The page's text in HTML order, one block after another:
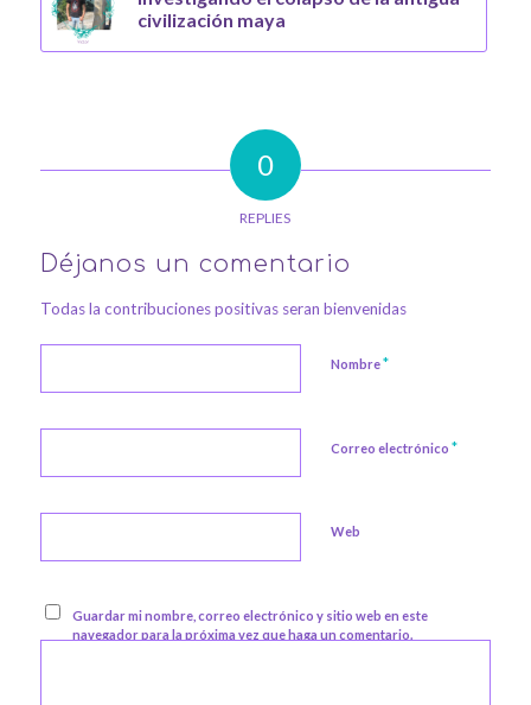
civilización maya
0
REPLIES
Déjanos un comentario
Todas la contribuciones positivas seran bienvenidas
Nombre*
Correo electrónico *
Web
Guardar mi nombre, correo electrónico y sitio web en este
navegador para la próxima vez que haga un comentario.